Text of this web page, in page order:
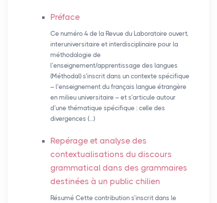
Préface
Ce numéro 4 de la Revue du Laboratoire ouvert,
interuniversitaire et interdisciplinaire pour la
méthodologie de
l’enseignement/apprentissage des langues
(Méthodal) s’inscrit dans un contexte spécifique
– l’enseignement du français langue étrangère
en milieu universitaire – et s’articule autour
d’une thématique spécifique : celle des
divergences (…)
Repérage et analyse des
contextualisations du discours
grammatical dans des grammaires
destinées à un public chilien
Résumé Cette contribution s’inscrit dans le